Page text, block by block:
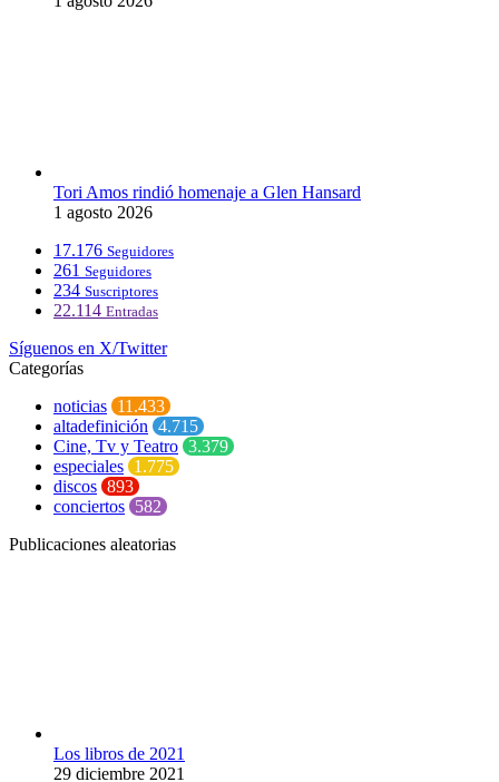
Tori Amos rindió homenaje a Glen Hansard
1 agosto 2026
17.176 Seguidores
261 Seguidores
234 Suscriptores
22.114 Entradas
Síguenos en X/Twitter
Categorías
noticias 11.433
altadefinición 4.715
Cine, Tv y Teatro 3.379
especiales 1.775
discos 893
conciertos 582
Publicaciones aleatorias
Los libros de 2021
29 diciembre 2021